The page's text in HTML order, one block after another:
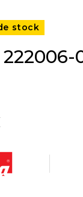
stock